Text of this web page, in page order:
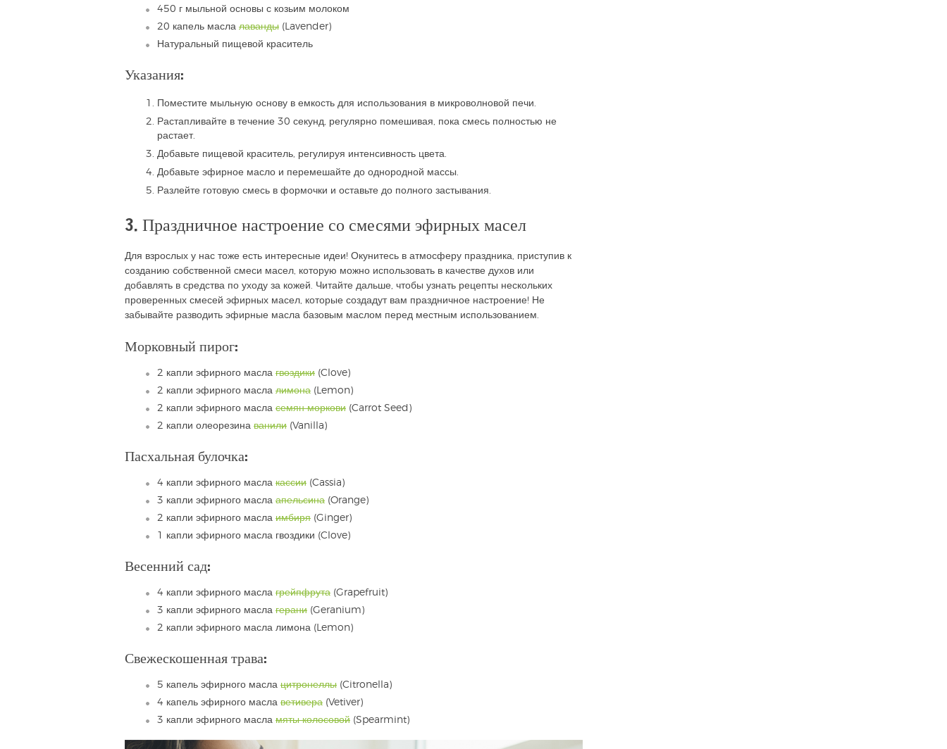
450 г мыльной основы с козьим молоком
20 капель масла лаванды (Lavender)
Натуральный пищевой краситель
Указания:
Поместите мыльную основу в емкость для использования в микроволновой печи.
Растапливайте в течение 30 секунд, регулярно помешивая, пока смесь полностью не
растает.
Добавьте пищевой краситель, регулируя интенсивность цвета.
Добавьте эфирное масло и перемешайте до однородной массы.
Разлейте готовую смесь в формочки и оставьте до полного застывания.
3. Праздничное настроение со смесями эфирных масел
Для взрослых у нас тоже есть интересные идеи! Окунитесь в атмосферу праздника, приступив к
созданию собственной смеси масел, которую можно использовать в качестве духов или
добавлять в средства по уходу за кожей. Читайте дальше, чтобы узнать рецепты нескольких
проверенных смесей эфирных масел, которые создадут вам праздничное настроение! Не
забывайте разводить эфирные масла базовым маслом перед местным использованием.
Морковный пирог:
2 капли эфирного масла гвоздики (Clove)
2 капли эфирного масла лимона (Lemon)
2 капли эфирного масла семян моркови (Carrot Seed)
2 капли олеорезина ванили (Vanilla)
Пасхальная булочка:
4 капли эфирного масла кассии (Cassia)
3 капли эфирного масла апельсина (Orange)
2 капли эфирного масла имбиря (Ginger)
1 капли эфирного масла гвоздики (Clove)
Весенний сад:
4 капли эфирного масла грейпфрута (Grapefruit)
3 капли эфирного масла герани (Geranium)
2 капли эфирного масла лимона (Lemon)
Свежескошенная трава:
5 капель эфирного масла цитронеллы (Citronella)
4 капель эфирного масла ветивера (Vetiver)
3 капли эфирного масла мяты колосовой (Spearmint)